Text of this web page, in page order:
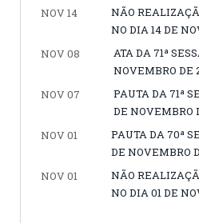
NOV 14
NÃO
NO DIA 14 DE
NOV 08
ATA DA 71ª
NOVEMBRO DE
NOV 07
PAUTA DA 71ª
DE NOVEMBRO
NOV 01
PAUTA DA 70ª
DE NOVEMBRO
NOV 01
NÃO
NO DIA 01 DE